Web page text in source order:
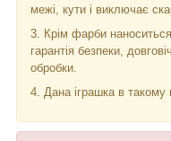
межі, кути і виключає
3. Крім фарби
гарантія безпеки,
обробки.
4. Дана іграшка в такому